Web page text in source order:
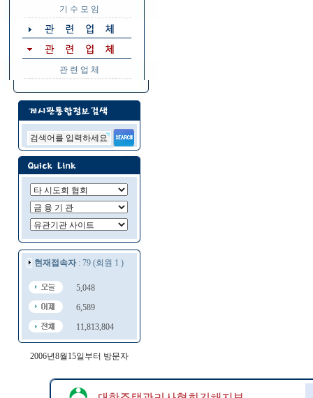
기 수 모 임
관 련 업 체
현재접속자: 79 (회원 1 )
5,048
6,589
11,813,804
2006년8월15일부터 방문자